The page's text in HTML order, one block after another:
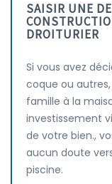
SAISIR UNE
DROITURIER
Si vous avez
coque ou
famille à la
investissement
de votre bien.,
aucun doute
piscine.